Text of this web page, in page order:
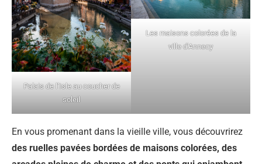
Palais de l’Isle au coucher de
soleil
Les maisons colorées de la
ville d’Annecy
En vous promenant dans la vieille ville, vous découvrirez
des ruelles pavées bordées de maisons colorées, des